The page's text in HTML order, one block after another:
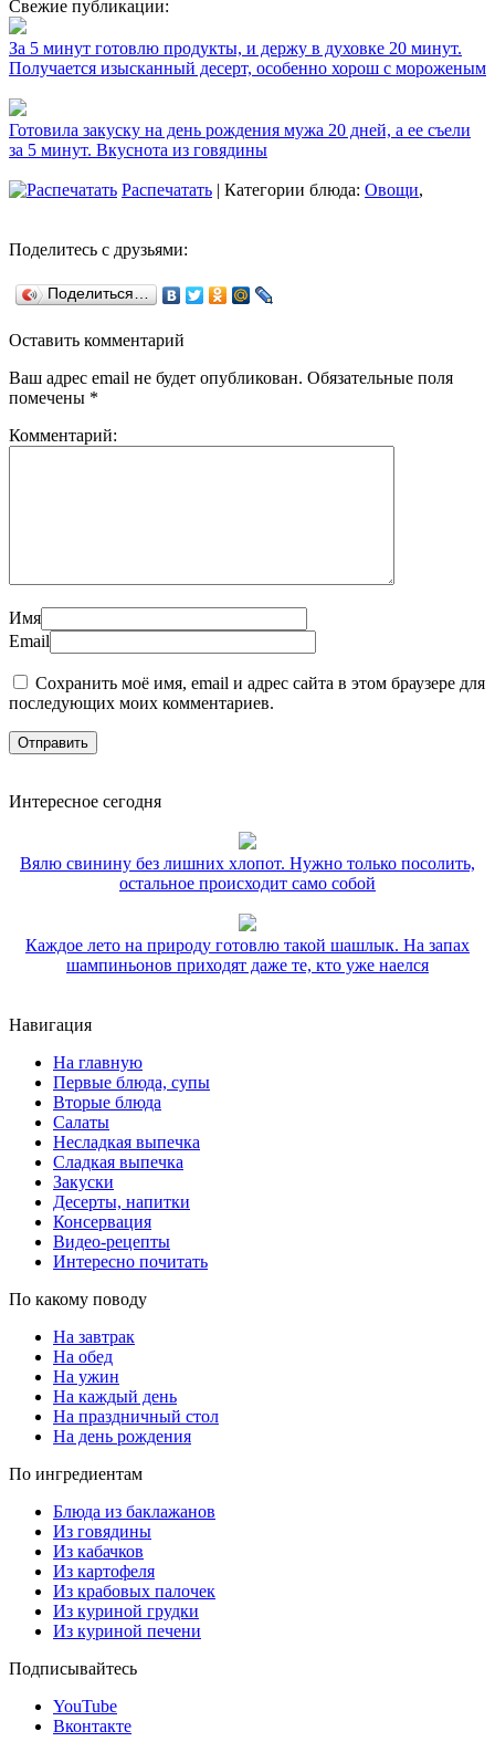
Свежие публикации:
За 5 минут готовлю продукты, и держу в духовке 20 минут.
Получается изысканный десерт, особенно хорош с мороженым
Готовила закуску на день рождения мужа 20 дней, а ее съели
за 5 минут. Вкуснота из говядины
Распечатать | Категории блюда: Овощи,
Поделитесь с друзьями:
Поделиться…
Оставить комментарий
Ваш адрес email не будет опубликован. Обязательные поля
помечены *
Комментарий:
Имя
Email
Сохранить моё имя, email и адрес сайта в этом браузере для
последующих моих комментариев.
Интересное сегодня
Вялю свинину без лишних хлопот. Нужно только посолить,
остальное происходит само собой
Каждое лето на природу готовлю такой шашлык. На запах
шампиньонов приходят даже те, кто уже наелся
Навигация
На главную
Первые блюда, супы
Вторые блюда
Салаты
Несладкая выпечка
Сладкая выпечка
Закуски
Десерты, напитки
Консервация
Видео-рецепты
Интересно почитать
По какому поводу
На завтрак
На обед
На ужин
На каждый день
На праздничный стол
На день рождения
По ингредиентам
Блюда из баклажанов
Из говядины
Из кабачков
Из картофеля
Из крабовых палочек
Из куриной грудки
Из куриной печени
Подписывайтесь
YouTube
Вконтакте